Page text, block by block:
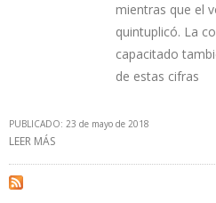
mientras que el
quintuplicó. La
capacitado
de estas cifras
PUBLICADO: 23 de mayo de 2018
LEER MÁS